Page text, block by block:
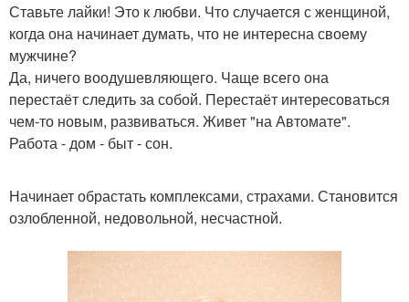
Ставьте лайки! Это к любви. Что случается с женщиной,
когда она начинает думать, что не интересна своему
мужчине?
Да, ничего воодушевляющего. Чаще всего она
перестаёт следить за собой. Перестаёт интересоваться
чем-то новым, развиваться. Живет "на Автомате".
Работа - дом - быт - сон.
Начинает обрастать комплексами, страхами. Становится
озлобленной, недовольной, несчастной.